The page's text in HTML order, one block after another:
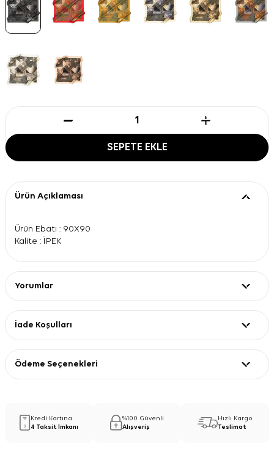
SEPETE EKLE
Ürün Açıklaması
Ürün Ebatı : 90X90
Kalite : İPEK
Yorumlar
İade Koşulları
Ödeme Seçenekleri
Kredi Kartına
4 Taksit İmkanı
%100 Güvenli
Alışveriş
Hızlı Kargo
Teslimat